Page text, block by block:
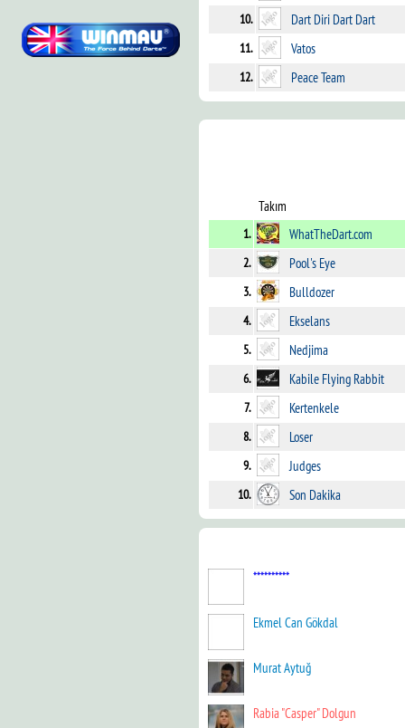
10. Dart Diri Dart Dart
11. Vatos
12. Peace Team
Takım
1. WhatTheDart.com
2. Pool's Eye
3. Bulldozer
4. Ekselans
5. Nedjima
6. Kabile Flying Rabbit
7. Kertenkele
8. Loser
9. Judges
10. Son Dakika
**********
Ekmel Can Gökdal
Murat Aytuğ
Rabia "Casper" Dolgun